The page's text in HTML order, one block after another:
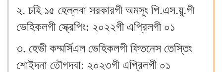
২. চহি ১৫ হেল্লবা সরকারগী অমসুং পি.এস.য়ু.গী
ভেহিকলগী স্ক্রেপিং: ২০২২গী এপ্রিলগী ০১
৩. হেভী কম্মর্সিএল ভেহিকলগী ফিতনেস তেস্তিং
শোইদনা তৌগদবা: ২০২৩গী এপ্রিলগী ০১